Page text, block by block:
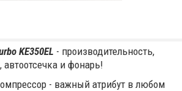
KE350EL - производительность,
автоотсечка и фонарь!
- важный атрибут в любом